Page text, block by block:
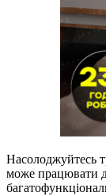
Насолоджуйтесь
може працювати